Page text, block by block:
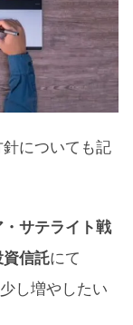
についても記
・サテライト戦
資信託にて
し増やしたい